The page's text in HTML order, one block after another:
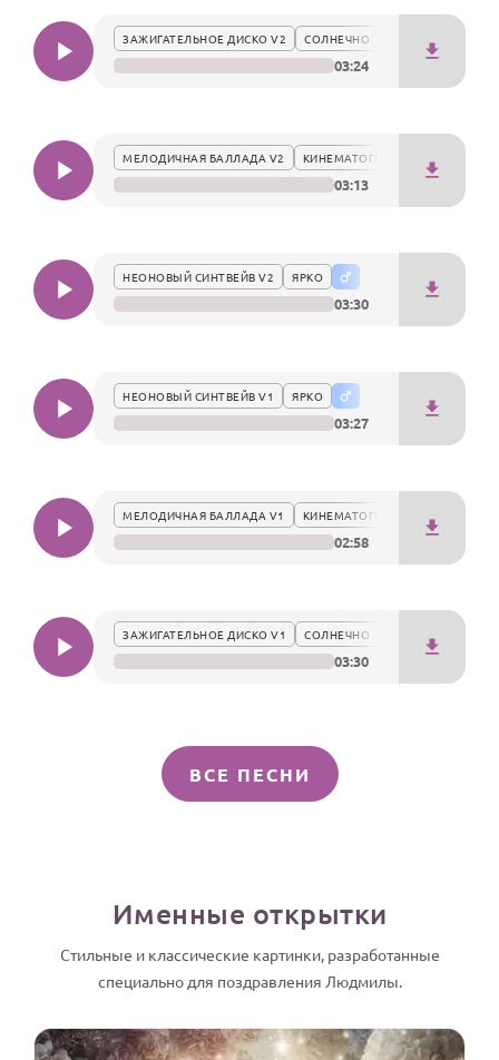
звучания и гармонии.
ЗАЖИГАТЕЛЬНОЕ ДИСКО V2 СОЛНЕЧНО
03:24
МЕЛОДИЧНАЯ БАЛЛАДА V2 КИНЕМАТОГРАФИЧНО
03:13
НЕОНОВЫЙ СИНТВЕЙВ V2 ЯРКО
03:30
НЕОНОВЫЙ СИНТВЕЙВ V1 ЯРКО
03:27
МЕЛОДИЧНАЯ БАЛЛАДА V1 КИНЕМАТОГРАФИЧНО
02:58
ЗАЖИГАТЕЛЬНОЕ ДИСКО V1 СОЛНЕЧНО
03:30
ВСЕ ПЕСНИ
Именные открытки
Стильные и классические картинки, разработанные
специально для поздравления Людмилы.